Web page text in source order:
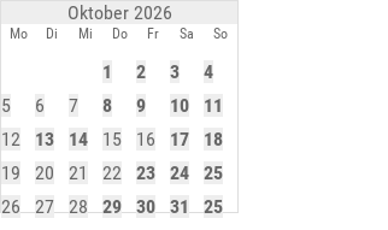
Oktober 2026
Mo Di Mi Do Fr Sa So
1 2 3
4
5
6 7 8 9 10
11
12
13 14 15 16 17
18
19
20 21 22 23 24
25
26
27 28 29 30 31 25